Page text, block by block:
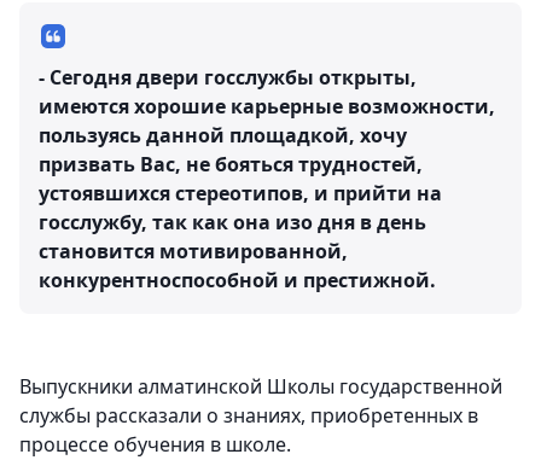
- Сегодня двери госслужбы открыты,
имеются хорошие карьерные возможности,
пользуясь данной площадкой, хочу
призвать Вас, не бояться трудностей,
устоявшихся стереотипов, и прийти на
госслужбу, так как она изо дня в день
становится мотивированной,
конкурентноспособной и престижной.
Выпускники алматинской Школы государственной
службы рассказали о знаниях, приобретенных в
процессе обучения в школе.